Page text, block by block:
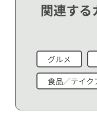
関連する
グルメ
食品／テイク